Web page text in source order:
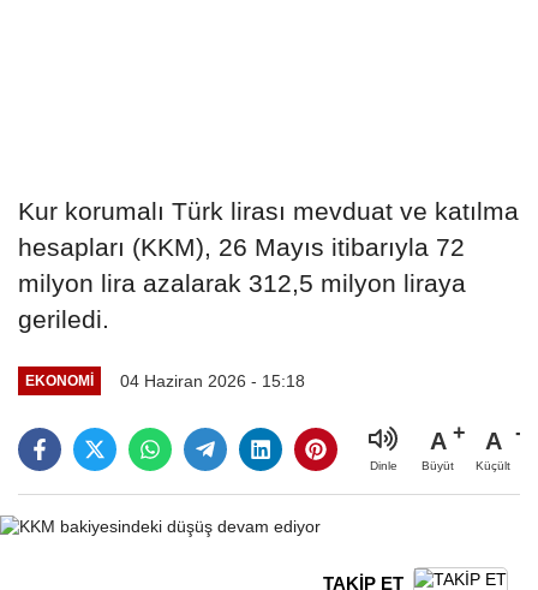
Kur korumalı Türk lirası mevduat ve katılma
hesapları (KKM), 26 Mayıs itibarıyla 72
milyon lira azalarak 312,5 milyon liraya
geriledi.
EKONOMI 04 Haziran 2026 - 15:18
Dinle
A
Büyüt
A
Küçült
TAKİP ET